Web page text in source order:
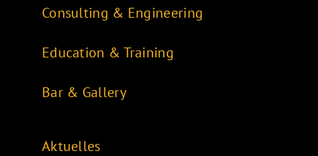
Consulting & Engineering
Education & Training
Bar & Gallery
Aktuelles